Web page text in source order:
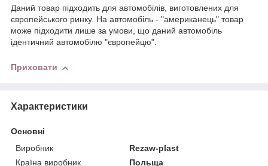
Даний товар підходить для автомобілів, виготовлених для
європейського ринку. На автомобіль - "американець" товар
може підходити лише за умови, що даний автомобіль
ідентичний автомобілю "європейцю".
Приховати
Характеристики
Основні
Виробник
Rezaw-plast
Країна виробник
Польща